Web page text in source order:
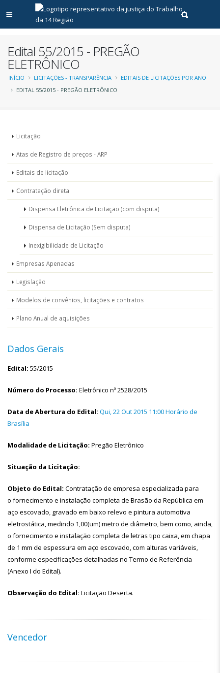
Abrir menu principal
Realizar
Edital 55/2015 - PREGÃO
ELETRÔNICO
Trilha
INÍCIO LICITAÇÕES - TRANSPARÊNCIA
EDITAIS DE LICITAÇÕES POR ANO
EDITAL 55/2015 - PREGÃO ELETRÔNICO
Menu
Licitações
Licitação
Atas de Registro de preços - ARP
Editais de licitação
Contratação direta
Dispensa Eletrônica de Licitação (com disputa)
Dispensa de Licitação (Sem disputa)
Inexigibilidade de Licitação
Empresas Apenadas
Legislação
Modelos de convênios, licitações e contratos
Plano Anual de aquisições
Dados Gerais
Edital: 55/2015
Número do Processo: Eletrônico nº 2528/2015
Data de Abertura do Edital: Qui, 22 Out 2015 11:00 Horário de
Brasília
Modalidade de Licitação: Pregão Eletrônico
Situação da Licitação:
Objeto do Edital: Contratação de empresa especializada para
o fornecimento e instalação completa de Brasão da República em
aço escovado, gravado em baixo relevo e pintura automotiva
eletrostática, medindo 1,00(um) metro de diâmetro, bem como, ainda,
o fornecimento e instalação completa de letras tipo caixa, em chapa
de 1 mm de espessura em aço escovado, com alturas variáveis,
conforme especificações detalhadas no Termo de Referência
(Anexo I do Edital).
Observação do Edital: Licitação Deserta.
Vencedor